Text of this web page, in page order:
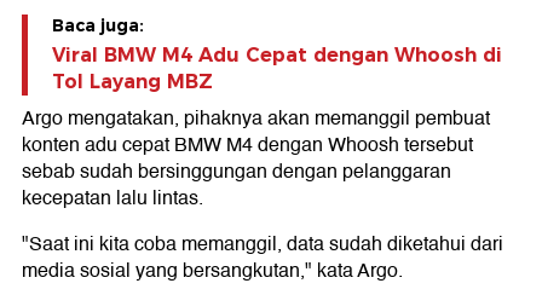
Baca juga:
Viral BMW M4 Adu Cepat dengan Whoosh di
Tol Layang MBZ
Argo mengatakan, pihaknya akan memanggil pembuat
konten adu cepat BMW M4 dengan Whoosh tersebut
sebab sudah bersinggungan dengan pelanggaran
kecepatan lalu lintas.
"Saat ini kita coba memanggil, data sudah diketahui dari
media sosial yang bersangkutan," kata Argo.